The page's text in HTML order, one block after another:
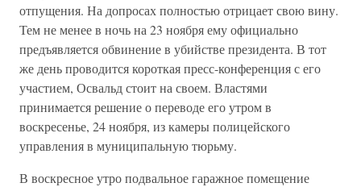
отпущения. На допросах полностью отрицает свою вину.
Тем не менее в ночь на 23 ноября ему официально
предъявляется обвинение в убийстве президента. В тот
же день проводится короткая пресс-конференция с его
участием, Освальд стоит на своем. Властями
принимается решение о переводе его утром в
воскресенье, 24 ноября, из камеры полицейского
управления в муниципальную тюрьму.
В воскресное утро подвальное гаражное помещение